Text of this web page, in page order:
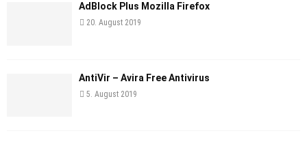
AdBlock Plus Mozilla Firefox
20. August 2019
AntiVir – Avira Free Antivirus
5. August 2019